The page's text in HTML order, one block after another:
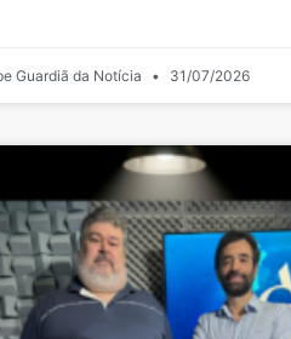
Guardiã da Notícia 31/07/2026